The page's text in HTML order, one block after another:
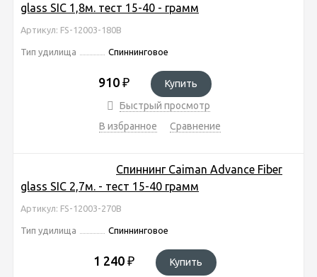
glass SIC 1,8м. тест 15-40 - грамм
Артикул: FS-12003-180B
Тип удилища Спиннинговое
910 ₽
Купить
Быстрый просмотр
В избранное
Сравнение
Спиннинг Caiman Advance Fiber
glass SIC 2,7м. - тест 15-40 грамм
Артикул: FS-12003-270B
Тип удилища Спиннинговое
1 240 ₽
Купить